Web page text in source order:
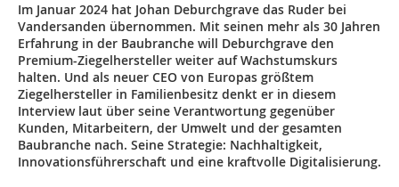
Im Januar 2024 hat Johan Deburchgrave das Ruder bei
Vandersanden übernommen. Mit seinen mehr als 30 Jahren
Erfahrung in der Baubranche will Deburchgrave den
Premium-Ziegelhersteller weiter auf Wachstumskurs
halten. Und als neuer CEO von Europas größtem
Ziegelhersteller in Familienbesitz denkt er in diesem
Interview laut über seine Verantwortung gegenüber
Kunden, Mitarbeitern, der Umwelt und der gesamten
Baubranche nach. Seine Strategie: Nachhaltigkeit,
Innovationsführerschaft und eine kraftvolle Digitalisierung.